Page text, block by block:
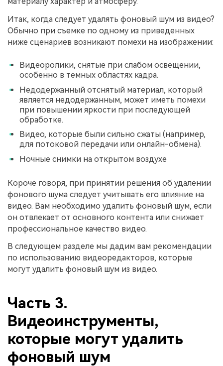
Итак, когда следует удалять фоновый шум из видео?
Обычно при съемке по одному из приведенных
ниже сценариев возникают помехи на изображении:
Видеоролики, снятые при слабом освещении,
особенно в темных областях кадра.
Недодержанный отснятый материал, который
является недодержанным, может иметь помехи
при повышении яркости при последующей
обработке.
Видео, которые были сильно сжаты (например,
для потоковой передачи или онлайн-обмена).
Ночные снимки на открытом воздухе
Короче говоря, при принятии решения об удалении
фонового шума следует учитывать его влияние на
видео. Вам необходимо удалить фоновый шум, если
он отвлекает от основного контента или снижает
профессиональное качество видео.
В следующем разделе мы дадим вам рекомендации
по использованию видеоредакторов, которые
могут удалить фоновый шум из видео.
Часть 3.
Видеоинструменты,
которые могут удалить
фоновый шум